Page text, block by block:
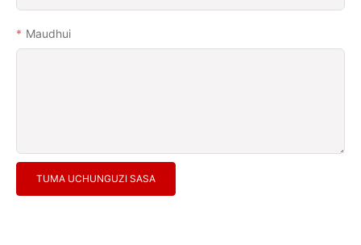
Maudhui
TUMA UCHUNGUZI SASA